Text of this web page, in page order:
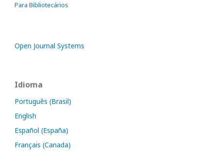
Para Bibliotecários
Open Journal Systems
Idioma
Português (Brasil)
English
Español (España)
Français (Canada)